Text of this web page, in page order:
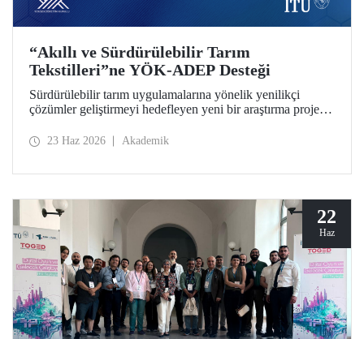
“Akıllı ve Sürdürülebilir Tarım
Tekstilleri”ne YÖK-ADEP Desteği
Sürdürülebilir tarım uygulamalarına yönelik yenilikçi
çözümler geliştirmeyi hedefleyen yeni bir araştırma projesi,
değerli ürünlere dönüştürülmesini amaçlayan çalışma;
23 Haz 2026 Akademik
22
Haz